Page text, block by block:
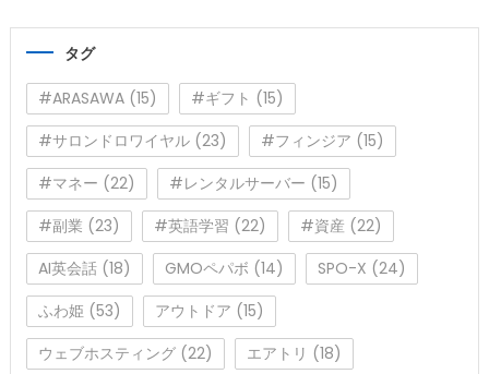
タグ
#ARASAWA(15) #ギフト (15)
#サロンドロワイヤル(23) #フィンジア (15)
#マネー (22) #レンタルサーバー (15)
#副業 (23) #英語学習 (22) #資産 (22)
AI英会話(18) GMOペパボ (14) SPO-X (24)
ふわ姫 (53) アウトドア (15)
ウェブホスティング(22) エアトリ (18)